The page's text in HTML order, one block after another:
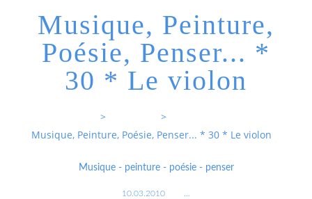
Musique, Peinture,
Poésie, Penser... *
30 * Le violon
>
>
Musique, Peinture, Poésie, Penser... * 30 * Le violon
Musique - peinture - poésie - penser
10.03.2010